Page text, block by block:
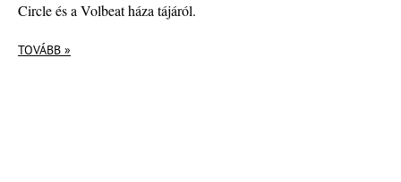
Circle és a Volbeat háza tájáról.
TOVÁBB »